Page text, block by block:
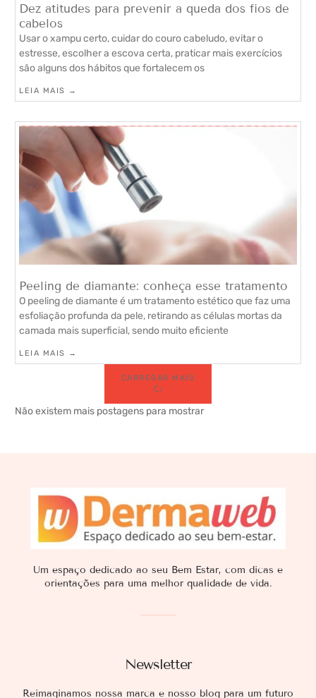
Dez atitudes para prevenir a queda dos fios de
cabelos
Usar o xampu certo, cuidar do couro cabeludo, evitar o
estresse, escolher a escova certa, praticar mais exercícios
são alguns dos hábitos que fortalecem os
LEIA MAIS →
Peeling de diamante: conheça esse tratamento
O peeling de diamante é um tratamento estético que faz uma
esfoliação profunda da pele, retirando as células mortas da
camada mais superficial, sendo muito eficiente
LEIA MAIS →
CARREGAR MAIS
Não existem mais postagens para mostrar
Newsletter
Reimaginamos nossa marca e nosso blog para um futuro
Um espaço dedicado ao seu Bem Estar, com dicas e
orientações para uma melhor qualidade de vida.